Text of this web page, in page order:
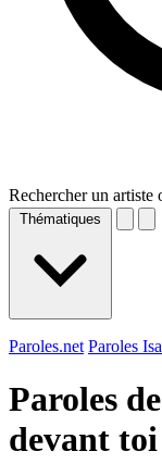
Rechercher un artiste
Thématiques
Paroles.net Paroles
Paroles
devant